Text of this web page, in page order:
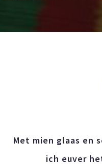
Met mien glaas en
ich euver